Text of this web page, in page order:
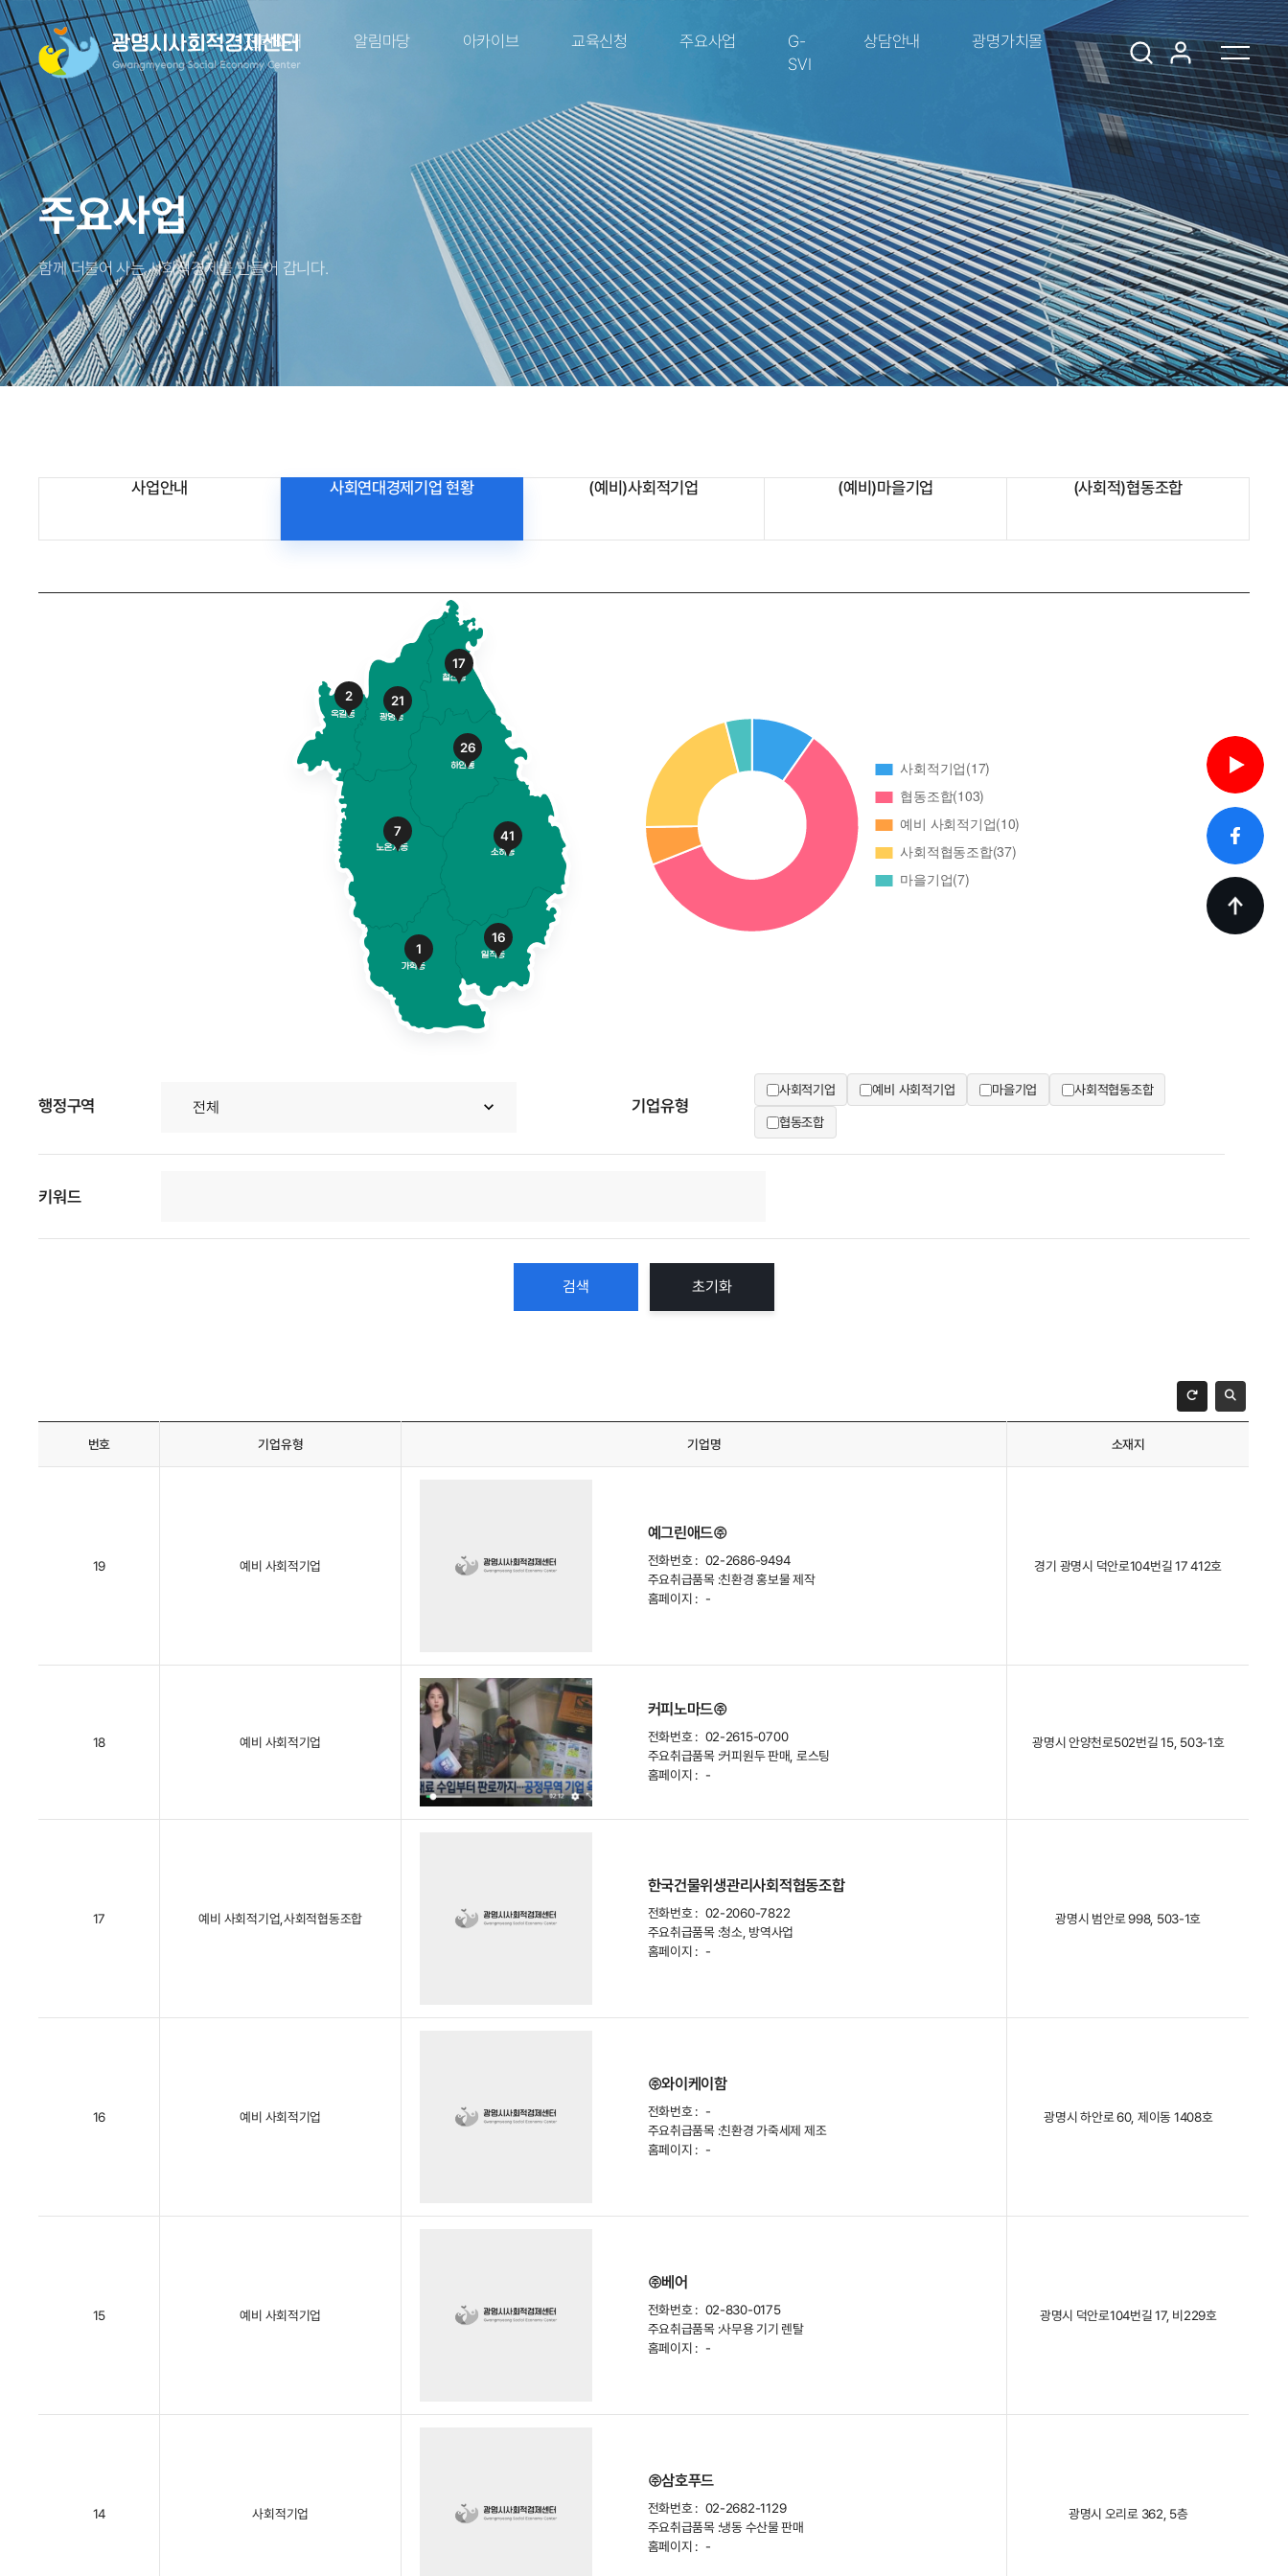
센터소개 알림마당 아카이브 교육신청 주요사업
G-
SVI
상담안내 광명가치몰
주요사업
함께 더불어 사는 사회적경제를 만들어 갑니다.
사업안내 사회연대경제기업 현황 (예비)사회적기업 (예비)마을기업 (사회적)협동조합
2 21
17
7
26
1
41
16
행정구역 기업유형
사회적기업 예비 사회적기업 마을기업 사회적협동조합
협동조합
키워드
초기화
번호 기업유형 기업명 소재지
19 예비 사회적기업
예그린애드㈜
전화번호 : 02-2686-9494
주요취급품목 :친환경 홍보물 제작
홈페이지 : -
경기 광명시 덕안로104번길 17 412호
18 예비 사회적기업
커피노마드㈜
전화번호 : 02-2615-0700
주요취급품목 :커피원두 판매, 로스팅
홈페이지 : -
광명시 안양천로502번길 15, 503-1호
17 예비 사회적기업,사회적협동조합
한국건물위생관리사회적협동조합
전화번호 : 02-2060-7822
주요취급품목 :청소, 방역사업
홈페이지 : -
광명시 범안로 998, 503-1호
16 예비 사회적기업
㈜와이케이함
전화번호 : -
주요취급품목 :친환경 가죽세제 제조
홈페이지 : -
광명시 하안로 60, 제이동 1408호
15 예비 사회적기업
㈜베어
전화번호 : 02-830-0175
주요취급품목 :사무용 기기 렌탈
홈페이지 : -
광명시 덕안로104번길 17, 비229호
14 사회적기업
㈜삼호푸드
전화번호 : 02-2682-1129
주요취급품목 :냉동 수산물 판매
홈페이지 : -
광명시 오리로 362, 5층